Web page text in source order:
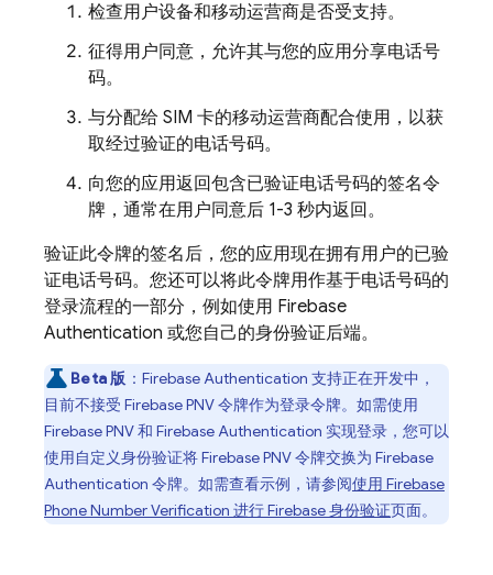
检查用户设备和移动运营商是否受支持。
征得用户同意，允许其与您的应用分享电话号
码。
与分配给 SIM 卡的移动运营商配合使用，以获
取经过验证的电话号码。
向您的应用返回包含已验证电话号码的签名令
牌，通常在用户同意后 1-3 秒内返回。
验证此令牌的签名后，您的应用现在拥有用户的已验
证电话号码。您还可以将此令牌用作基于电话号码的
登录流程的一部分，例如使用 Firebase
Authentication 或您自己的身份验证后端。
Beta 版 ： Firebase Authentication 支持正在开发中，
目前不接受 Firebase PNV令牌作为登录令牌。如需使用
Firebase PNV和 Firebase Authentication 实现登录，您可以
使用自定义身份验证将Firebase PNV令牌交换为 Firebase
Authentication 令牌。如需查看示例，请参阅使用 Firebase
Phone Number Verification 进行 Firebase 身份验证页面。